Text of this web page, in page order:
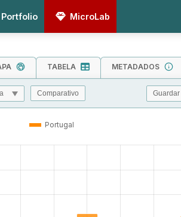
Portfolio MicroLab
TABELA METADADOS
Comparativo Guardar
Portugal